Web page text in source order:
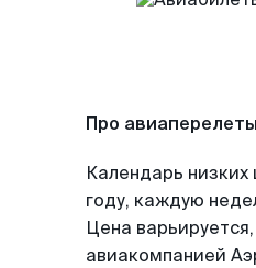
Про
Календарь
году, каждую
Цена
авиакомпанией